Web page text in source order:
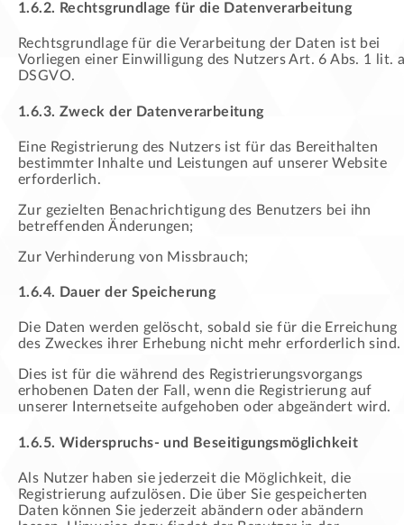
1.6.2. Rechtsgrundlage für die Datenverarbeitung
Rechtsgrundlage für die Verarbeitung der Daten ist bei
Vorliegen einer Einwilligung des Nutzers Art. 6 Abs. 1 lit.
DSGVO.
1.6.3. Zweck der Datenverarbeitung
Eine Registrierung des Nutzers ist für das Bereithalten
bestimmter Inhalte und Leistungen auf unserer Website
erforderlich.
Zur gezielten Benachrichtigung des Benutzers bei ihn
betreffenden Änderungen;
Zur Verhinderung von Missbrauch;
1.6.4. Dauer der Speicherung
Die Daten werden gelöscht, sobald sie für die Erreichung
des Zweckes ihrer Erhebung nicht mehr erforderlich sind.
Dies ist für die während des Registrierungsvorgangs
erhobenen Daten der Fall, wenn die Registrierung auf
unserer Internetseite aufgehoben oder abgeändert wird.
1.6.5. Widerspruchs- und Beseitigungsmöglichkeit
Als Nutzer haben sie jederzeit die Möglichkeit, die
Registrierung aufzulösen. Die über Sie gespeicherten
Daten können Sie jederzeit abändern oder abändern